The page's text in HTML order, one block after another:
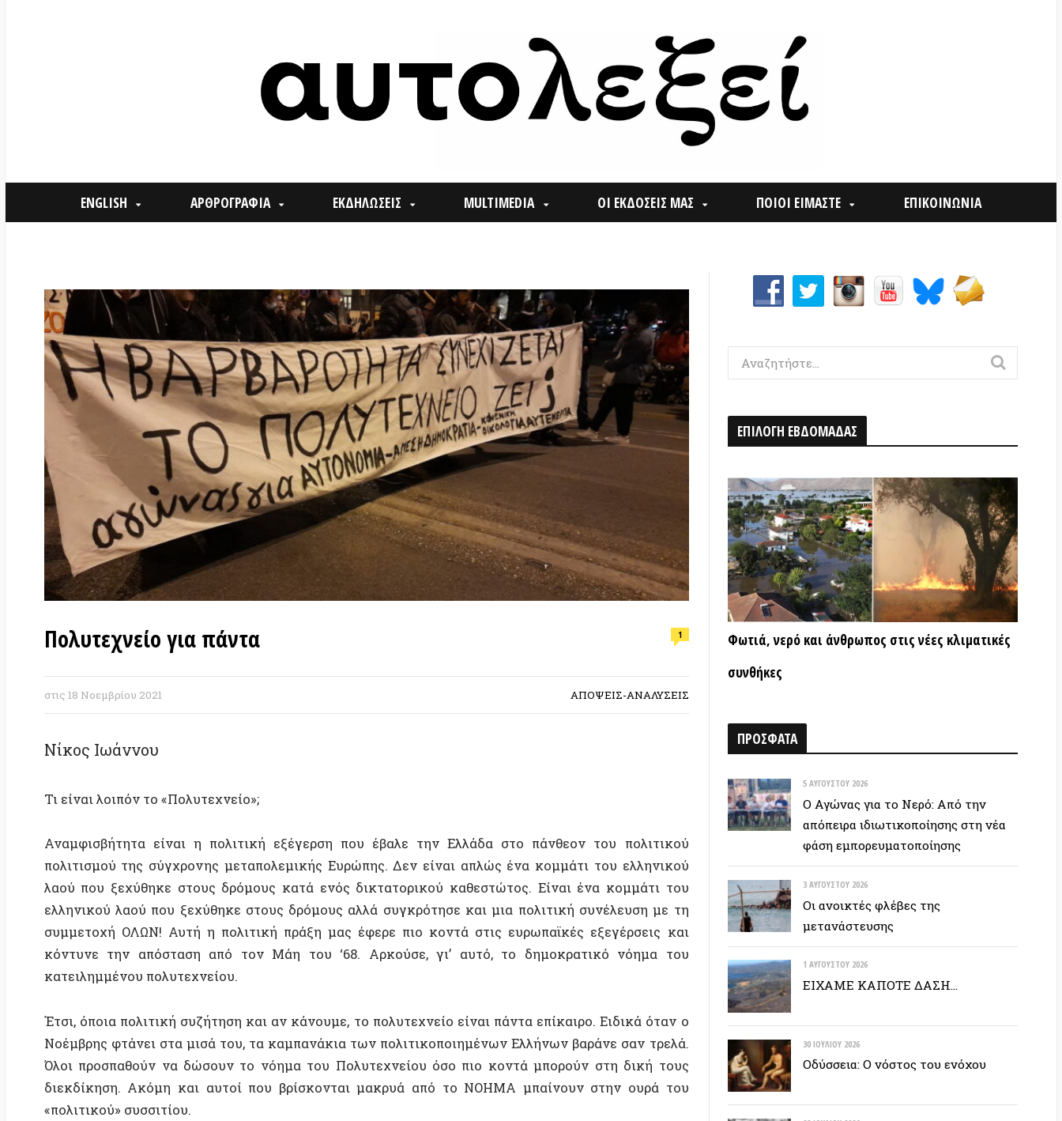
ENGLISH ΑΡΘΡΟΓΡΑΦΙΑ ΕΚΔΗΛΩΣΕΙΣ MULTIMEDIA ΟΙ ΕΚΔΟΣΕΙΣ ΜΑΣ ΠΟΙΟΙ ΕΙΜΑΣΤΕ ΕΠΙΚΟΙΝΩΝΙΑ
Πολυτεχνείο για πάντα
στις 18 Νοεμβρίου 2021
Νίκος Ιωάννου
λαού που ξεχύθηκε στους δρόμους κατά ενός δικτατορικού καθεστώτος. Είναι ένα κομμάτι του
συμμετοχή ΟΛΩΝ! Αυτή η πολιτική πράξη μας έφερε πιο κοντά στις ευρωπαϊκές εξεγέρσεις και
κόντυνε την απόσταση από τον Μάη του ‘68. Αρκούσε, γι’ αυτό, το δημοκρατικό νόημα του
κατειλημμένου πολυτεχνείου.
Έτσι, όποια πολιτική συζήτηση και αν κάνουμε, το πολυτεχνείο είναι πάντα επίκαιρο. Ειδικά όταν ο
Νοέμβρης φτάνει στα μισά του, τα καμπανάκια των πολιτικοποιημένων Ελλήνων βαράνε σαν τρελά.
Όλοι προσπαθούν να δώσουν το νόημα του Πολυτεχνείου όσο πιο κοντά μπορούν στη δική τους
διεκδίκηση. Ακόμη και αυτοί που βρίσκονται μακρυά από το ΝΟΗΜΑ μπαίνουν στην ουρά του
Οι προεκτάσεις του Πολυτεχνείου στην πρώιμη μεταπολίτευση (‘74-’81) έφεραν μια έκρηξη
πολιτικοποίησης μοναδική. Το ‘73, καμιά πολιτική οργάνωση ή κόμμα της Αριστεράς δεν προέβλεψε
την εξέγερση, κάποιοι μάλιστα τη λοιδόρησαν στη γέννησή της. Ήρθε η μεταπολίτευση και όλα τα
κόμματα της Αριστεράς και οι οργανώσεις έζησαν τις καλύτερες και μαζικότερες στιγμές τους
Search
for:
ΕΠΙΛΟΓΗ ΕΒΔΟΜΑΔΑΣ
Φωτιά, νερό και άνθρωπος στις νέες κλιματικές
Ο Αγώνας για το Νερό: Από την
απόπειρα ιδιωτικοποίησης στη νέα
3 ΑΥΓΟΎΣΤΟΥ 2026
Οι ανοικτές φλέβες της
ΕΙΧΑΜΕ ΚΑΠΟΤΕ ΔΑΣΗ…
30 ΙΟΥΛΊΟΥ 2026
Οδύσσεια: Ο νόστος του ενόχου
Σταματήστε τα πάντα για να
μπορέσουμε να συνεχίσουμε
26 ΙΟΥΛΊΟΥ 2026
Καμπ Σιντικής: ΗΧΗΤΙΚΟ από τη